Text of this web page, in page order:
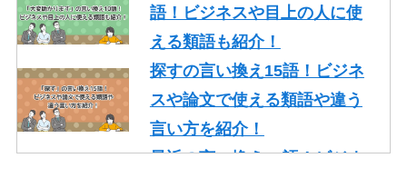
語！ビジネスや目上の人に使
える類語も紹介！
探すの言い換え15語！ビジネ
スや論文で使える類語や違う
言い方を紹介！
最近の言い換え15語！ビジネ